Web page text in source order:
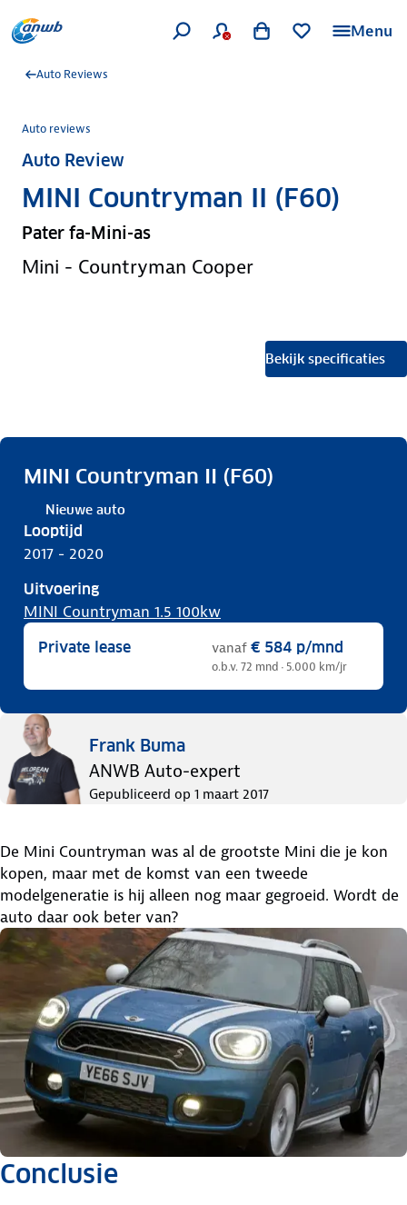
Menu
Auto Reviews
Auto reviews
Auto Review
MINI Countryman II (F60)
Pater fa-Mini-as
Mini - Countryman Cooper
Bekijk specificaties
MINI Countryman II (F60)
Nieuwe auto
Looptijd
2017 - 2020
Uitvoering
MINI Countryman 1.5 100kw
Private lease vanaf € 584 p/mnd
o.b.v. 72 mnd · 5.000 km/jr
Frank Buma
ANWB Auto-expert
Gepubliceerd op 1 maart 2017
De Mini Countryman was al de grootste Mini die je kon
kopen, maar met de komst van een tweede
modelgeneratie is hij alleen nog maar gegroeid. Wordt de
auto daar ook beter van?
Conclusie